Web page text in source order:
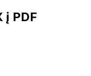
į PDF